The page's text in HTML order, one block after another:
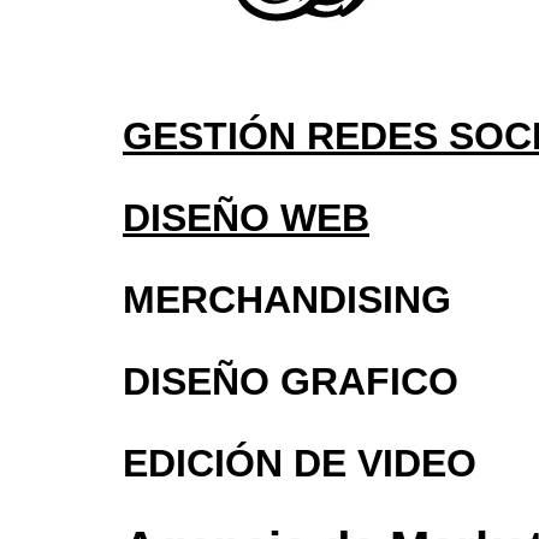
GESTIÓN REDES
DISEÑO WEB
MERCHANDISING
DISEÑO GRAFICO
EDICIÓN DE VIDEO